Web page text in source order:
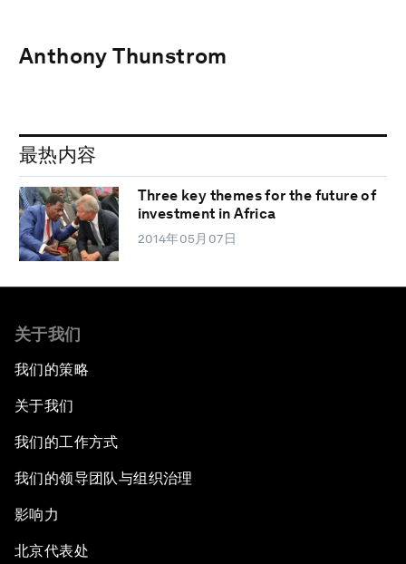
Anthony Thunstrom
最热内容
Three key themes for the future of
investment in Africa
2014年05月07日
关于我们
我们的策略
关于我们
我们的工作方式
我们的领导团队与组织治理
影响力
北京代表处